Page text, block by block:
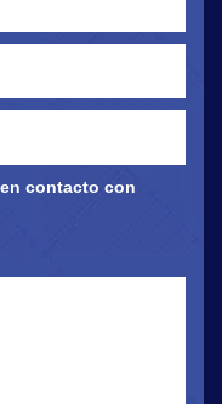
contacto con